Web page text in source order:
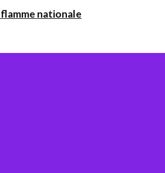
flamme nationale